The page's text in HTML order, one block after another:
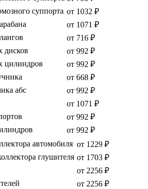
суппорта от 1032 ₽
от 1071 ₽
от 716 ₽
дисков
от 992 ₽
цилиндров
от 992 ₽
от 668 ₽
абс
от 992 ₽
от 1071 ₽
от 992 ₽
от 992 ₽
автомобиля от 1229 ₽
глушителя от 1703 ₽
от 2256 ₽
от 2256 ₽